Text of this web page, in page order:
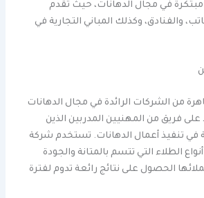
مبتكرة في مجال الدهانات، حيث تقدم
والفنادق، وكذلك المباني التجارية في
من الشركات الرائدة في مجال الدهانات
فريق من المهنيين المدربين الذين
في تنفيذ أعمال الدهانات. تستخدم شركة
الطلاء التي تتسم بالمتانة والجودة
الحصول على نتائج رائعة تدوم لفترة